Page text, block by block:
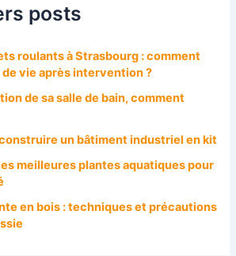
posts
roulants à Strasbourg : comment
vie après intervention ?
de sa salle de bain, comment
un bâtiment industriel en kit
meilleures plantes aquatiques pour
en bois : techniques et précautions